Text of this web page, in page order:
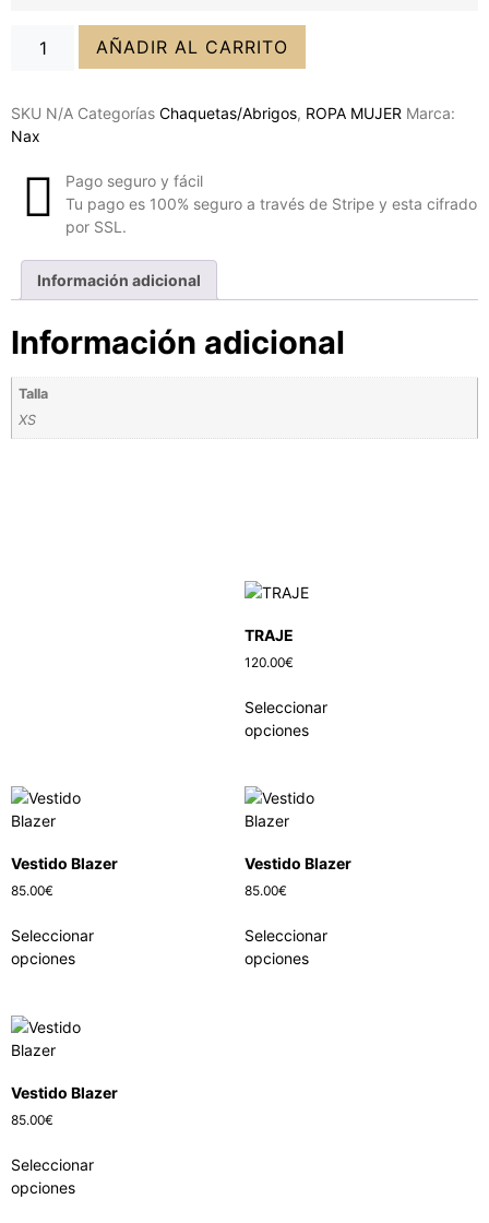
AÑADIR AL CARRITO
SKU N/A Categorías Chaquetas/Abrigos, ROPA MUJER Marca:
Nax
Pago seguro y fácil
Tu pago es 100% seguro a través de Stripe y esta cifrado
por SSL.
Información adicional
Información adicional
Talla
XS
TRAJE
120.00€
Seleccionar
opciones
Vestido Blazer
85.00€
Seleccionar
opciones
Vestido Blazer
85.00€
Seleccionar
opciones
Vestido Blazer
85.00€
Seleccionar
opciones